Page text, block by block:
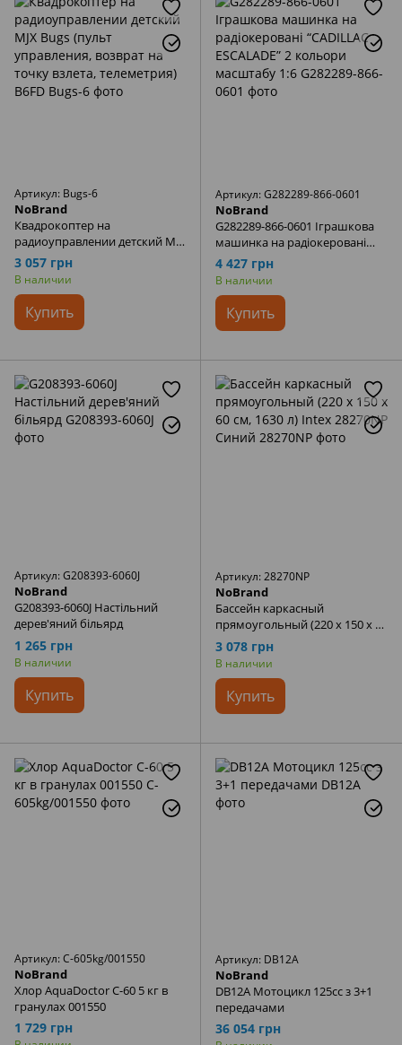
Артикул: Bugs-6
NoBrand
Квадрокоптер на
радиоуправлении детский MJX
Bugs (пульт управления,
возврат на точку взлета,
3 057 грн
В наличии
Купить
Артикул: G282289-866-0601
NoBrand
G282289-866-0601 Іграшкова
машинка на радіокеровані
“CADILLAC ESCALADE” 2
кольори масштабу 1:6
4 427 грн
В наличии
Купить
Артикул: G208393-6060J
NoBrand
G208393-6060J Настільний
дерев'яний більярд
1 265 грн
В наличии
Купить
Артикул: 28270NP
NoBrand
Бассейн каркасный
прямоугольный (220 x 150 x 60
см, 1630 л) Intex 28270NP
Синий
3 078 грн
В наличии
Купить
Артикул: C-605kg/001550
NoBrand
Хлор AquaDoctor C-60 5 кг в
гранулах 001550
1 729 грн
Артикул: DB12A
NoBrand
DB12A Мотоцикл 125cc з 3+1
передачами
36 054 грн